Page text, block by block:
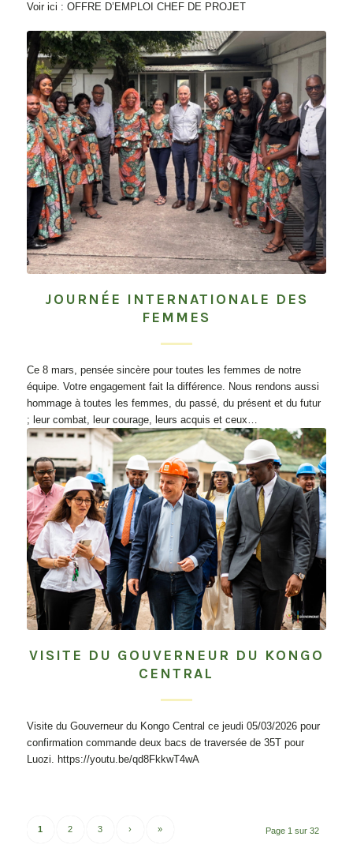
Voir ici : OFFRE D’EMPLOI CHEF DE PROJET
JOURNÉE INTERNATIONALE DES
FEMMES
Ce 8 mars, pensée sincère pour toutes les femmes de notre
équipe. Votre engagement fait la différence. Nous rendons aussi
hommage à toutes les femmes, du passé, du présent et du futur
; leur combat, leur courage, leurs acquis et ceux…
VISITE DU GOUVERNEUR DU KONGO
CENTRAL
Visite du Gouverneur du Kongo Central ce jeudi 05/03/2026 pour
confirmation commande deux bacs de traversée de 35T pour
Luozi. https://youtu.be/qd8FkkwT4wA
Page 1 sur 32
1 2 3 › »